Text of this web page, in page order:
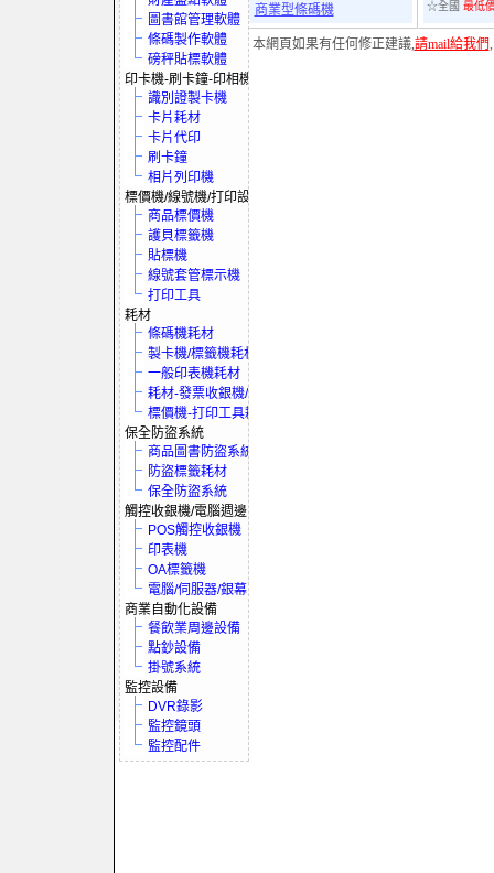
圖書館管理軟體
條碼製作軟體
磅秤貼標軟體
印卡機-刷卡鐘-印相機
識別證製卡機
卡片耗材
卡片代印
刷卡鐘
相片列印機
標價機/線號機/打印設備
商品標價機
護貝標籤機
貼標機
線號套管標示機
打印工具
耗材
條碼機耗材
製卡機/標籤機耗材
一般印表機耗材
耗材-發票收銀機/保全系統
標價機-打印工具耗材
保全防盜系統
商品圖書防盜系統
防盜標籤耗材
保全防盜系統
觸控收銀機/電腦週邊
POS觸控收銀機
印表機
OA標籤機
電腦/伺服器/銀幕
商業自動化設備
餐飲業周邊設備
點鈔設備
掛號系統
監控設備
DVR錄影
監控鏡頭
監控配件
商業型條碼機 ☆全國 最低
本網頁如果有任何修正建議,請mail給我們